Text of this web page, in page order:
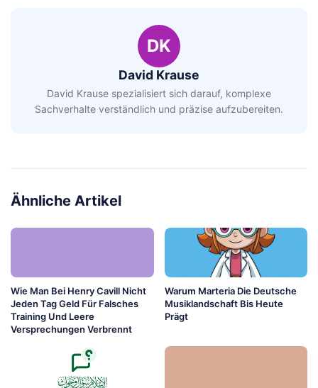
DK
David Krause
David Krause spezialisiert sich darauf, komplexe
Sachverhalte verständlich und präzise aufzubereiten.
Ähnliche Artikel
Wie Man Bei Henry Cavill Nicht
Jeden Tag Geld Für Falsches
Training Und Leere
Versprechungen Verbrennt
Warum Marteria Die Deutsche
Musiklandschaft Bis Heute
Prägt